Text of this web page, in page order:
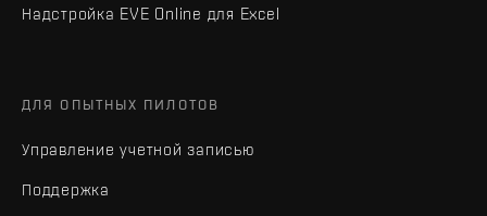
Надстройка EVE Online для Excel
ДЛЯ ОПЫТНЫХ ПИЛОТОВ
Управление учетной записью
Поддержка